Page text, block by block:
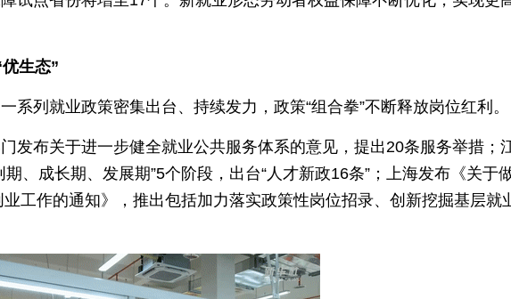
生态”
系列就业政策密集出台、持续发力，政策“组合拳”不断释放岗位红利。
发布关于进一步健全就业公共服务体系的意见，提出20条服务举措；
、成长期、发展期”5个阶段，出台“人才新政16条”；上海发布《关于
工作的通知》，推出包括加力落实政策性岗位招录、创新挖掘基层就